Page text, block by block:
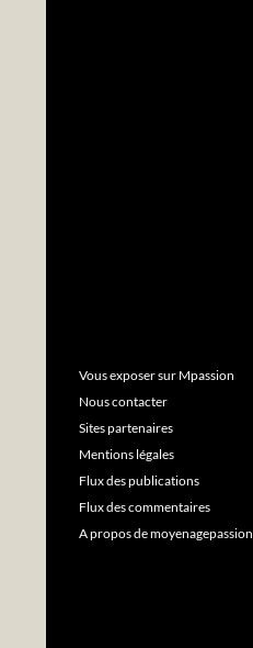
Vous exposer sur Mpassion
Nous contacter
Sites partenaires
Mentions légales
Flux des publications
Flux des commentaires
A propos de moyenagepassion